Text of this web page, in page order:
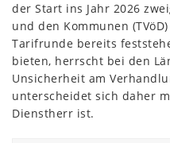
der Start ins Jahr 2026
und den Kommunen
Tarifrunde bereits
bieten, herrscht bei den
Unsicherheit am
unterscheidet sich daher
Dienstherr ist.